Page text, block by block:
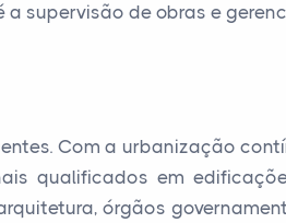
a supervisão de obras e
Com a urbanização
qualificados em
órgãos